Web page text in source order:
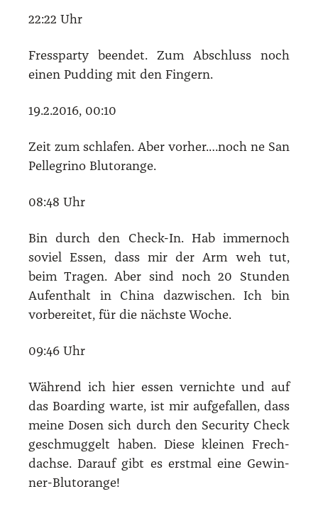
22:22 Uhr
Fress­par­ty been­det. Zum Abschluss noch
einen Pud­ding mit den Fin­gern.
19.2.2016, 00:10
Zeit zum schla­fen. Aber vorher.…noch ne San
Pel­le­gri­no Blut­oran­ge.
08:48 Uhr
Bin durch den Check-In. Hab immer­noch
soviel Essen, dass mir der Arm weh tut,
beim Tra­gen. Aber sind noch 20 Stun­den
Auf­ent­halt in Chi­na dazwi­schen. Ich bin
vor­be­rei­tet, für die nächs­te Woche.
09:46 Uhr
Wäh­rend ich hier essen ver­nich­te und auf
das Boar­ding war­te, ist mir auf­ge­fal­len, dass
mei­ne Dosen sich durch den Secu­ri­ty Check
geschmug­gelt haben. Die­se klei­nen Frech­
dach­se. Dar­auf gibt es erst­mal eine Gewin­
ner-Blut­oran­ge!